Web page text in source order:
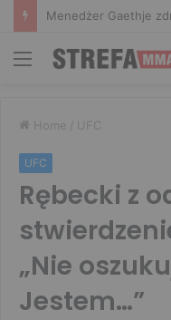
Menu
Home / UFC
UFC
Rębecki z
„Nie
Jestem…”